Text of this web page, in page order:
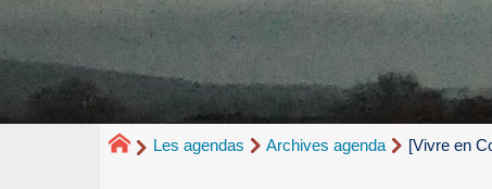
Les agendas Archives agenda [Vivre en